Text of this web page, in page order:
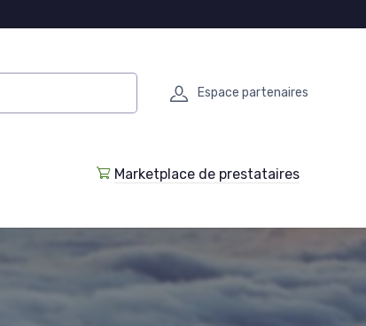
Espace partenaires
Marketplace de prestataires